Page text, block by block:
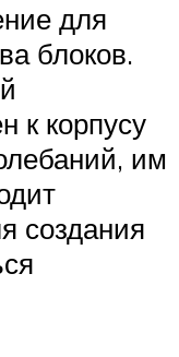
для
блоков.
к корпусу
им
создания